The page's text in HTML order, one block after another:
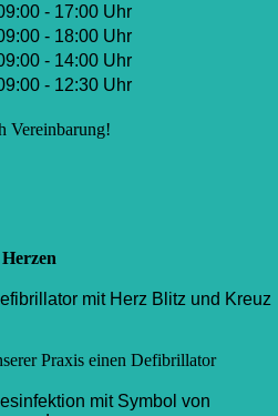
- 17:00 Uhr
- 18:00 Uhr
- 14:00 Uhr
- 12:30 Uhr
Vereinbarung!
Praxis einen Defibrillator